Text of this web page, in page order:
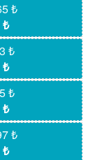
₺
₺
₺
₺